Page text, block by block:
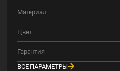
Материал
Цвет
Гарантия
ВСЕ ПАРАМЕТРЫ